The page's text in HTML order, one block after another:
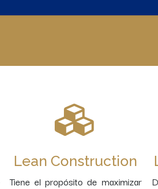
Lean Construction
Tiene el propósito de maximizar